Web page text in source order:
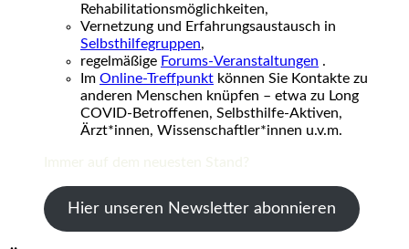
Rehabilitationsmöglichkeiten,
Vernetzung und Erfahrungsaustausch in
Selbsthilfegruppen,
regelmäßige Forums-Veranstaltungen .
Im Online-Treffpunkt können Sie Kontakte zu
anderen Menschen knüpfen – etwa zu Long
COVID-Betroffenen, Selbsthilfe-Aktiven,
Ärzt*innen, Wissenschaftler*innen u.v.m.
Hier unseren Newsletter abonnieren